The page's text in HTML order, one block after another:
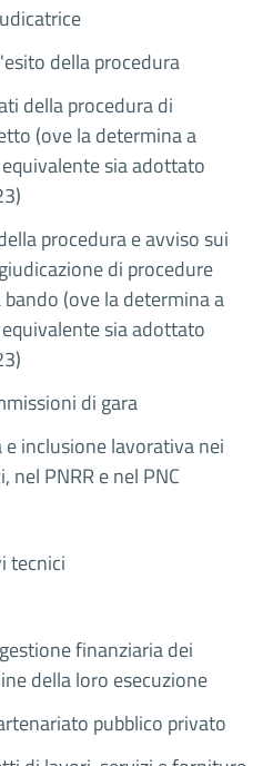
della procedura
della procedura di
(ove la determina a
sia adottato
procedura e avviso sui
di procedure
(ove la determina a
sia adottato
di gara
inclusione lavorativa nei
nel PNRR e nel PNC
tecnici
finanziaria dei
della loro esecuzione
pubblico privato